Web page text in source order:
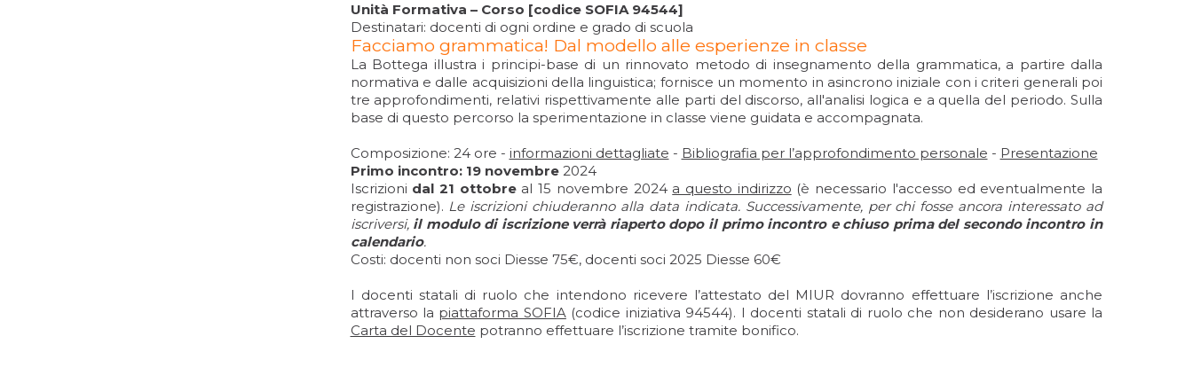
Unità Formativa – Corso [codice SOFIA 94544]
Destinatari: docenti di ogni ordine e grado di scuola
Facciamo grammatica! Dal modello alle esperienze in classe
La Bottega illustra i principi-base di un rinnovato metodo di insegnamento della grammatica, a partire dalla
normativa e dalle acquisizioni della linguistica; fornisce un momento in asincrono iniziale con i criteri generali poi
tre approfondimenti, relativi rispettivamente alle parti del discorso, all'analisi logica e a quella del periodo. Sulla
base di questo percorso la sperimentazione in classe viene guidata e accompagnata.
Composizione: 24 ore - informazioni dettagliate - Bibliografia per l’approfondimento personale - Presentazione
Primo incontro: 19 novembre2024
Iscrizioni dal 21 ottobreal 15 novembre 2024 a questo indirizzo (è necessario l'accesso ed eventualmente la
registrazione). Le iscrizioni chiuderanno alla data indicata. Successivamente, per chi fosse ancora interessato ad
iscriversi, il modulo di iscrizione verrà riaperto dopo il primo incontro e chiuso prima del secondo incontro in
calendario.
Costi: docenti non soci Diesse 75€, docenti soci 2025 Diesse 60€
I docenti statali di ruolo che intendono ricevere l’attestato del MIUR dovranno effettuare l’iscrizione anche
attraverso la piattaforma SOFIA(codice iniziativa 94544). I docenti statali di ruolo che non desiderano usare la
Carta del Docente potranno effettuare l’iscrizione tramite bonifico.